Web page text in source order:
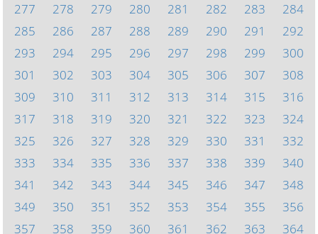
277
278 279 280 281 282 283
284
285
286 287 288 289 290 291
292
293
294 295 296 297 298 299
300
301
302 303 304 305 306 307
308
309
310 311 312 313 314 315
316
317
318 319 320 321 322 323
324
325
326 327 328 329 330 331
332
333
334 335 336 337 338 339
340
341
342 343 344 345 346 347
348
349
350 351 352 353 354 355
356
357
358 359 360 361 362 363 364